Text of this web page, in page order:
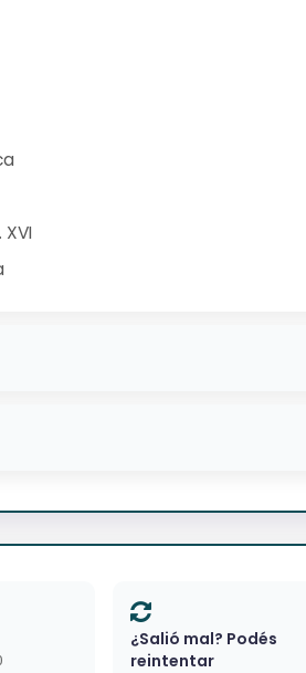
¿Salió mal? Podés
reintentar